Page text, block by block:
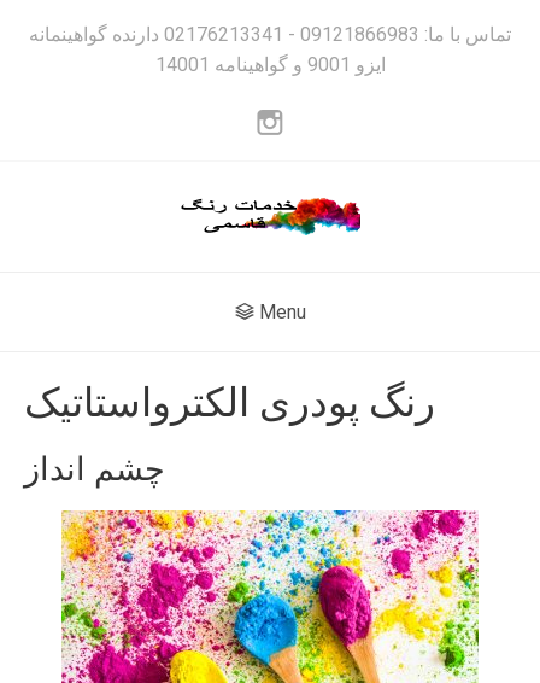
تماس با ما: 09121866983 - 02176213341 دارنده گواهینمانه
ایزو 9001 و گواهینامه 14001
Menu
رنگ پودری الکترواستاتیک
چشم انداز